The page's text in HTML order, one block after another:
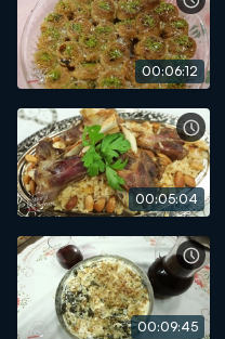
00:06:12
00:05:04
00:09:45